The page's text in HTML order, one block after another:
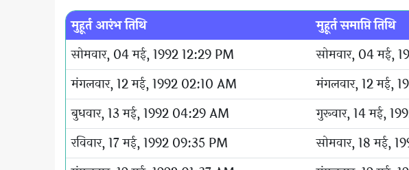
मुहूर्त आरंभ तिथि मुहूर्त समाप्ति तिथि
सोमवार, 04 मई, 1992 12:29 PM
सोमवार, 04 मई,
मंगलवार, 12 मई, 1992 02:10 AM
मंगलवार, 12 मई,
बुधवार, 13 मई, 1992 04:29 AM
गुरूवार, 14 मई,
रविवार, 17 मई, 1992 09:35 PM
सोमवार, 18 मई,